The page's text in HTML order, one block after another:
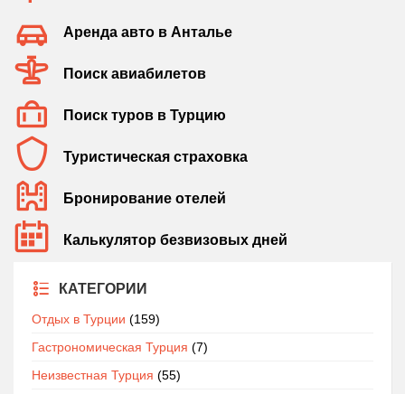
Аренда авто в Анталье
Поиск авиабилетов
Поиск туров в Турцию
Туристическая страховка
Бронирование отелей
Калькулятор безвизовых дней
КАТЕГОРИИ
Отдых в Турции (159)
Гастрономическая Турция (7)
Неизвестная Турция (55)